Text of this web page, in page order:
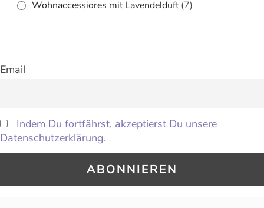
Wohnaccessiores mit Lavendelduft (7)
Email
Indem Du fortfährst, akzeptierst Du unsere
Datenschutzerklärung.